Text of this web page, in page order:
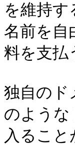
を維持
名前を
料を支払
独自の
のような
入るこ